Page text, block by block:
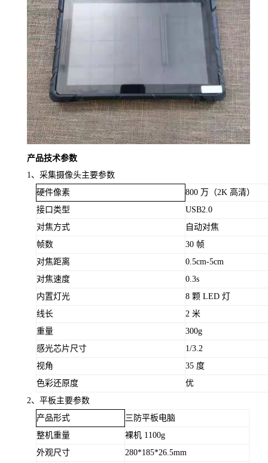
产品技术参数
1、采集摄像头主要参数
硬件像素
800 万（2K 高清）
接口类型
USB2.0
对焦方式
自动对焦
帧数
30 帧
对焦距离
0.5cm-5cm
对焦速度
0.3s
内置灯光
8 颗 LED 灯
线长
2 米
重量
300g
感光芯片尺寸
1/3.2
视角
35 度
色彩还原度
优
2、平板主要参数
产品形式
三防平板电脑
整机重量
裸机 1100g
外观尺寸
280*185*26.5mm